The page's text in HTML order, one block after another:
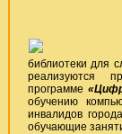
библиотеки для
реализуются
программе
обучению
инвалидов
обучающие